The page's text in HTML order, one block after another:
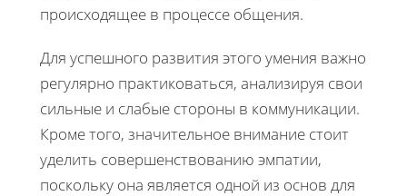
происходящее в процессе общения.
Для успешного развития этого умения важно
регулярно практиковаться, анализируя свои
сильные и слабые стороны в коммуникации.
Кроме того, значительное внимание стоит
уделить совершенствованию эмпатии,
поскольку она является одной из основ для